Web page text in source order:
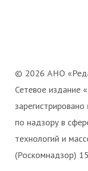
© 2026 АНО
Сетевое издание
по надзору в
технологий и
(Роскомнадзор)